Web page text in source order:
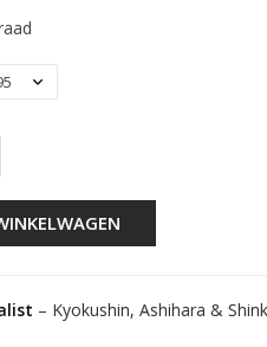
– Kyokushin, Ashihara &